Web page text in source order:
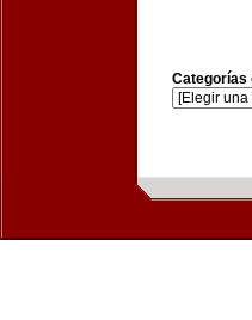
Categorías